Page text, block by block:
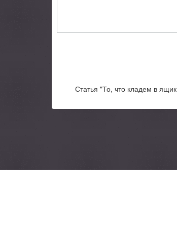
Статья "То, что кладем в